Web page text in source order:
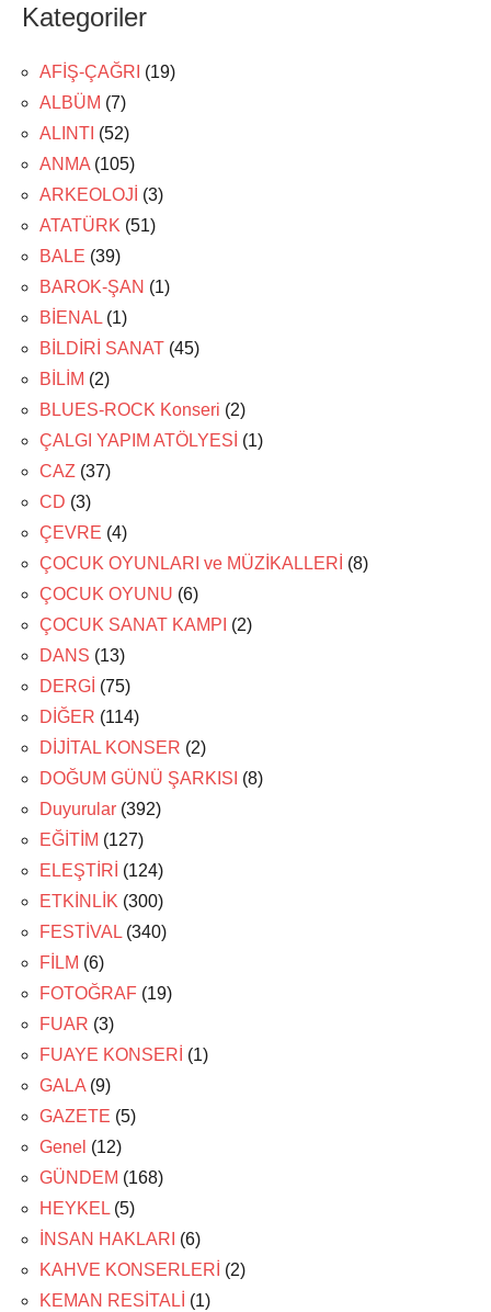
Kategoriler
AFİŞ-ÇAĞRI (19)
ALBÜM (7)
ALINTI (52)
ANMA (105)
ARKEOLOJİ (3)
ATATÜRK (51)
BALE (39)
BAROK-ŞAN (1)
BİENAL (1)
BİLDİRİ SANAT (45)
BİLİM (2)
BLUES-ROCK Konseri (2)
ÇALGI YAPIM ATÖLYESİ (1)
CAZ (37)
CD (3)
ÇEVRE (4)
ÇOCUK OYUNLARI ve MÜZİKALLERİ (8)
ÇOCUK OYUNU (6)
ÇOCUK SANAT KAMPI (2)
DANS (13)
DERGİ (75)
DİĞER (114)
DİJİTAL KONSER (2)
DOĞUM GÜNÜ ŞARKISI (8)
Duyurular (392)
EĞİTİM (127)
ELEŞTİRİ (124)
ETKİNLİK (300)
FESTİVAL (340)
FİLM (6)
FOTOĞRAF (19)
FUAR (3)
FUAYE KONSERİ (1)
GALA (9)
GAZETE (5)
Genel (12)
GÜNDEM (168)
HEYKEL (5)
İNSAN HAKLARI (6)
KAHVE KONSERLERİ (2)
KEMAN RESİTALİ (1)